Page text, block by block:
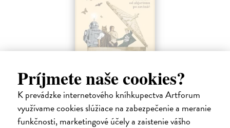
Príjmete naše cookies?
K prevádzke internetového kníhkupectva Artforum
využívame cookies slúžiace na zabezpečenie a meranie
funkčnosti, marketingové účely a zaistenie vášho
Etymológia záhadná aj zábavná
Krekáňová Ivana| Kniha
Ako súvisí králik s Karolom Veľkým? Čo má Dunčo s Dunajom a Elvis
Presley s punkom?